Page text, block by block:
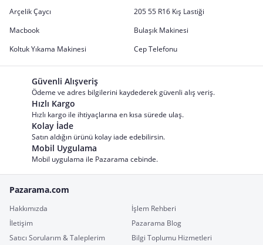
Arçelik Çaycı
205 55 R16 Kış Lastiği
Macbook
Bulaşık Makinesi
Koltuk Yıkama Makinesi
Cep Telefonu
Güvenli Alışveriş
Ödeme ve adres bilgilerini kaydederek güvenli alış veriş.
Hızlı Kargo
Hızlı kargo ile ihtiyaçlarına en kısa sürede ulaş.
Kolay İade
Satın aldığın ürünü kolay iade edebilirsin.
Mobil Uygulama
Mobil uygulama ile Pazarama cebinde.
Pazarama.com
Hakkımızda
İşlem Rehberi
İletişim
Pazarama Blog
Satıcı Sorularım & Taleplerim
Bilgi Toplumu Hizmetleri